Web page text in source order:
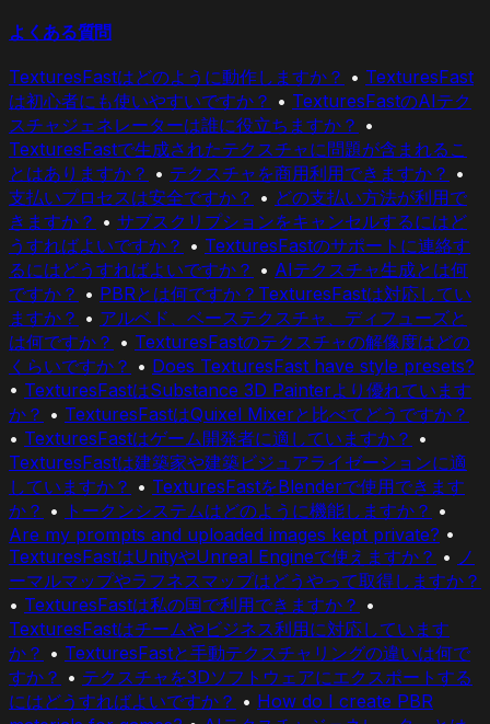
よくある質問
TexturesFastはどのように動作しますか？ • TexturesFast
は初心者にも使いやすいですか？ • TexturesFastのAIテク
スチャジェネレーターは誰に役立ちますか？ •
TexturesFastで生成されたテクスチャに問題が含まれるこ
とはありますか？ • テクスチャを商用利用できますか？ •
支払いプロセスは安全ですか？ • どの支払い方法が利用で
きますか？ • サブスクリプションをキャンセルするにはど
うすればよいですか？ • TexturesFastのサポートに連絡す
るにはどうすればよいですか？ • AIテクスチャ生成とは何
ですか？ • PBRとは何ですか？TexturesFastは対応してい
ますか？ • アルベド、ベーステクスチャ、ディフューズと
は何ですか？ • TexturesFastのテクスチャの解像度はどの
くらいですか？ • Does TexturesFast have style presets?
• TexturesFastはSubstance 3D Painterより優れています
か？ • TexturesFastはQuixel Mixerと比べてどうですか？
• TexturesFastはゲーム開発者に適していますか？ •
TexturesFastは建築家や建築ビジュアライゼーションに適
していますか？ • TexturesFastをBlenderで使用できます
か？ • トークンシステムはどのように機能しますか？ •
Are my prompts and uploaded images kept private? •
TexturesFastはUnityやUnreal Engineで使えますか？ • ノ
ーマルマップやラフネスマップはどうやって取得しますか？
• TexturesFastは私の国で利用できますか？ •
TexturesFastはチームやビジネス利用に対応しています
か？ • TexturesFastと手動テクスチャリングの違いは何で
すか？ • テクスチャを3Dソフトウェアにエクスポートする
にはどうすればよいですか？ • How do I create PBR